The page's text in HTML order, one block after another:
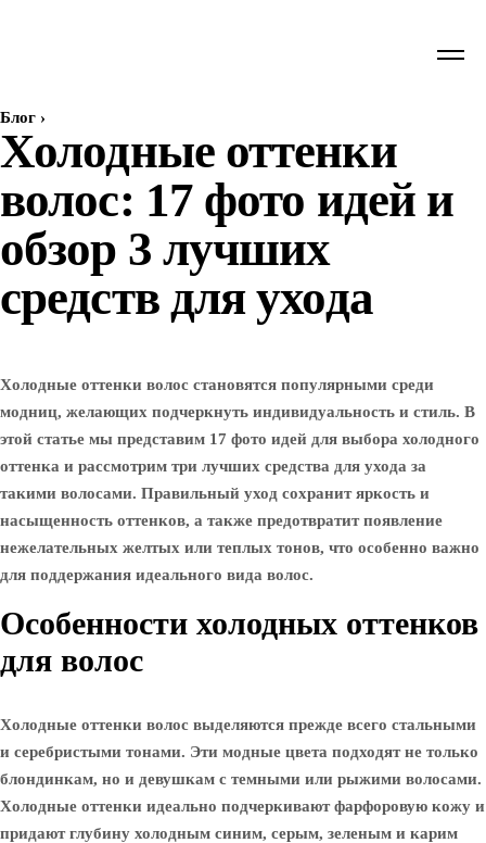
Блог ›
Холодные оттенки
волос: 17 фото идей и
обзор 3 лучших
средств для ухода
Холодные оттенки волос становятся популярными среди
модниц, желающих подчеркнуть индивидуальность и стиль. В
этой статье мы представим 17 фото идей для выбора холодного
оттенка и рассмотрим три лучших средства для ухода за
такими волосами. Правильный уход сохранит яркость и
насыщенность оттенков, а также предотвратит появление
нежелательных желтых или теплых тонов, что особенно важно
для поддержания идеального вида волос.
Особенности холодных оттенков
для волос
Холодные оттенки волос выделяются прежде всего стальными
и серебристыми тонами. Эти модные цвета подходят не только
блондинкам, но и девушкам с темными или рыжими волосами.
Холодные оттенки идеально подчеркивают фарфоровую кожу и
придают глубину холодным синим, серым, зеленым и карим